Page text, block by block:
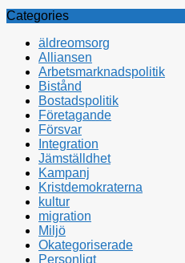
Categories
äldreomsorg
Alliansen
Arbetsmarknadspolitik
Bistånd
Bostadspolitik
Företagande
Försvar
Integration
Jämställdhet
Kampanj
Kristdemokraterna
kultur
migration
Miljö
Okategoriserade
Personligt